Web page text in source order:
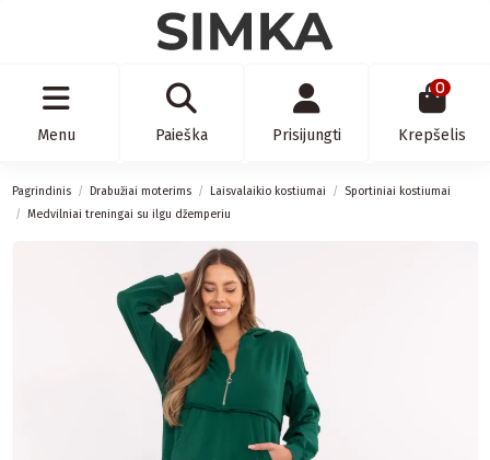
Menu Paieška Prisijungti
0
Krepšelis
Pagrindinis Drabužiai moterims Laisvalaikio kostiumai
Sportiniai kostiumai
Medvilniai treningai su ilgu džemperiu